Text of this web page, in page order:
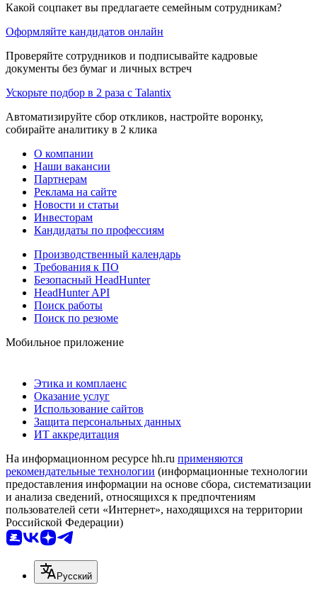
Какой соцпакет вы предлагаете семейным сотрудникам?
Оформляйте кандидатов онлайн
Проверяйте сотрудников и подписывайте кадровые
документы без бумаг и личных встреч
Ускорьте подбор в 2 раза с Talantix
Автоматизируйте сбор откликов, настройте воронку,
собирайте аналитику в 2 клика
О компании
Наши вакансии
Партнерам
Реклама на сайте
Новости и статьи
Инвесторам
Кандидаты по профессиям
Производственный календарь
Требования к ПО
Безопасный HeadHunter
HeadHunter API
Поиск работы
Поиск по резюме
Мобильное приложение
Этика и комплаенс
Оказание услуг
Использование сайтов
Защита персональных данных
ИТ аккредитация
На информационном ресурсе hh.ru применяются
рекомендательные технологии (информационные технологии
предоставления информации на основе сбора, систематизации
и анализа сведений, относящихся к предпочтениям
пользователей сети «Интернет», находящихся на территории
Российской Федерации)
Русский